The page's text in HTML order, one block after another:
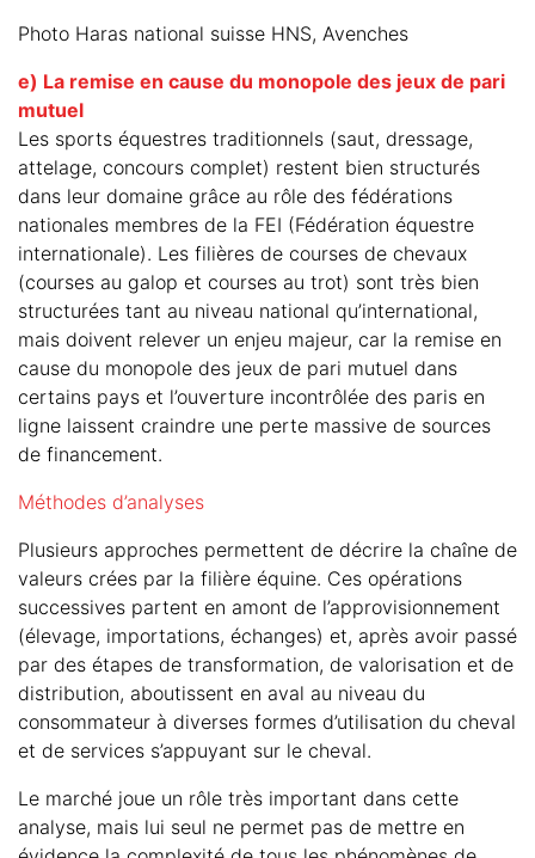
Photo Haras national suisse HNS, Avenches
e) La remise en cause du monopole des jeux de pari
mutuel
Les sports équestres traditionnels (saut, dressage,
attelage, concours complet) restent bien structurés
dans leur domaine grâce au rôle des fédérations
nationales membres de la FEI (Fédération équestre
internationale). Les filières de courses de chevaux
(courses au galop et courses au trot) sont très bien
structurées tant au niveau national qu’international,
mais doivent relever un enjeu majeur, car la remise en
cause du monopole des jeux de pari mutuel dans
certains pays et l’ouverture incontrôlée des paris en
ligne laissent craindre une perte massive de sources
de financement.
Méthodes d’analyses
Plusieurs approches permettent de décrire la chaîne de
valeurs crées par la filière équine. Ces opérations
successives partent en amont de l’approvisionnement
(élevage, importations, échanges) et, après avoir passé
par des étapes de transformation, de valorisation et de
distribution, aboutissent en aval au niveau du
consommateur à diverses formes d’utilisation du cheval
et de services s’appuyant sur le cheval.
Le marché joue un rôle très important dans cette
analyse, mais lui seul ne permet pas de mettre en